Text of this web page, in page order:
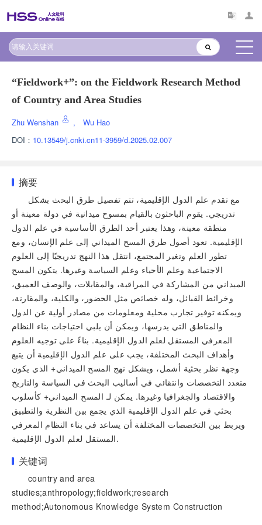
“Fieldwork+”: on the Fieldwork Research Method
of Country and Area Studies
Zhu Wenshan ,
Wu Hao
DOI： 10.13549/j.cnki.cn11-3959/d.2025.02.007
摘要
مع تقدم علم الدول الإقليمية، تتم تفصيل طرق البحث بشكل
تدريجي. يقوم الباحثون بالقيام بمسوح ميدانية في دولة معينة أو
منطقة معينة، وهذا يعتبر أحد الطرق الأساسية في علم الدول
الإقليمية. تعود أصول طرق المسح الميداني إلى علم الإنسان، ومع
تطور العلم وتغير المجتمع، انتقل هذا النهج تدريجيًا إلى العلوم
الاجتماعية وعلم الأحياء وعلم السياسة وغيرها. يتكون المسح
الميداني من المشاركة في المراقبة، والمقابلات، والوصف العميق،
وخرائط القبائل، وله خصائص مثل الحضور، والكلية، والمقارنة،
ويمكنه توفير تجارب محلية ومعلومات من مصادر أولية عن الدول
والمناطق التي يدرسها، ويمكن أن يلبي احتياجات بناء النظام
المعرفي المستقل لعلم الدول الإقليمية. بناءً على توجيه العلوم
وأهداف البحث المختلفة، يجب على علم الدول الإقليمية أن يتبع
وجهة نظر بحثية أشمل، ويشكل نهج المسح الميداني+ الذي يكون
متعدد التخصصات وانتقائي في أساليب البحث في السياسة والتاريخ
والاقتصاد والجغرافيا وغيرها. يمكن لـ المسح الميداني+ كأسلوب
بحثي في علم الدول الإقليمية الذي يجمع بين النظرية والتطبيق
ويربط بين التخصصات المختلفة أن يساعد في بناء النظام المعرفي
المستقل لعلم الدول الإقليمية.
关键词
country and area
studies;anthropology;fieldwork;research
method;Autonomous Knowledge System Construction